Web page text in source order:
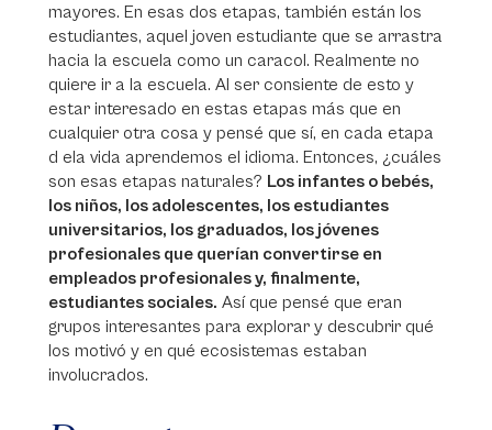
mayores. En esas dos etapas, también están los
estudiantes, aquel joven estudiante que se arrastra
hacia la escuela como un caracol. Realmente no
quiere ir a la escuela. Al ser consiente de esto y
estar interesado en estas etapas más que en
cualquier otra cosa y pensé que sí, en cada etapa
d ela vida aprendemos el idioma. Entonces, ¿cuáles
son esas etapas naturales? Los infantes o bebés,
los niños, los adolescentes, los estudiantes
universitarios, los graduados, los jóvenes
profesionales que querían convertirse en
empleados profesionales y, finalmente,
estudiantes sociales. Así que pensé que eran
grupos interesantes para explorar y descubrir qué
los motivó y en qué ecosistemas estaban
involucrados.